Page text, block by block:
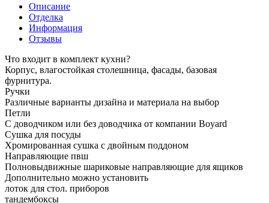
Описание
Отделка
Информация
Отзывы
Что входит в комплект кухни?
Корпус, влагостойкая столешница, фасады, базовая
фурнитура.
Ручки
Различные варианты дизайна и материала на выбор
Петли
С доводчиком или без доводчика от компании Boyard
Сушка для посуды
Хромированная сушка с двойным поддоном
Направляющие пвш
Полновыдвижные шариковые направляющие для ящиков
Дополнительно можно установить
лоток для стол. приборов
тандембоксы